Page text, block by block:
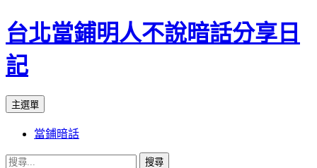
台北當鋪明人不說暗話分享日
記
搜
主選單
內
容
當鋪暗話
搜